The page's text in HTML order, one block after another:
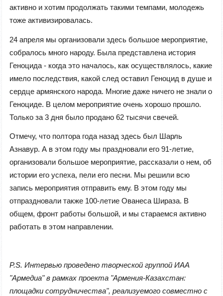
активно и хотим продолжать такими темпами, молодежь
тоже активизировалась.
24 апреля мы организовали здесь большое мероприятие,
собралось много народу. Была представлена история
Геноцида - когда это началось, как осуществлялось, какие
имело последствия, какой след оставил Геноцид в душе и
сердце армянского народа. Многие даже ничего не знали о
Геноциде. В целом мероприятие очень хорошо прошло.
Только за 3 дня было продано 62 тысячи свечей.
Отмечу, что полтора года назад здесь был Шарль
Азнавур. А в этом году мы праздновали его 91-летие,
организовали большое мероприятие, рассказали о нем, об
истории его успеха, пели его песни. Мы решили всю
запись мероприятия отправить ему. В этом году мы
отпраздновали также 100-летие Ованеса Шираза. В
общем, фронт работы большой, и мы стараемся активно
работать в этом направлении.
P.S. Интервью проведено творческой группой ИАА
"Армедиа" в рамках проекта "Армения-Казахстан:
площадки сотрудничества", реализуемого совместно с